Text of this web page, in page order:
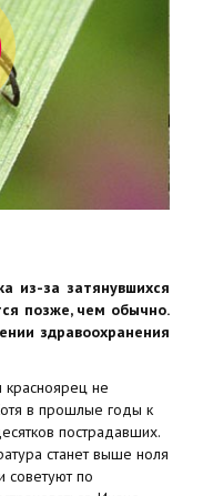
из-за затянувшихся
позже, чем обычно.
здравоохранения
не
в прошлые годы к
пострадавших.
станет выше ноля
советуют по